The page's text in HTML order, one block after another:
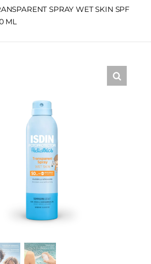
SPRAY WET SKIN SPF
ML